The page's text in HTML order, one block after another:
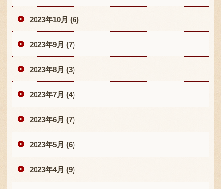
2023年10月 (6)
2023年9月 (7)
2023年8月 (3)
2023年7月 (4)
2023年6月 (7)
2023年5月 (6)
2023年4月 (9)